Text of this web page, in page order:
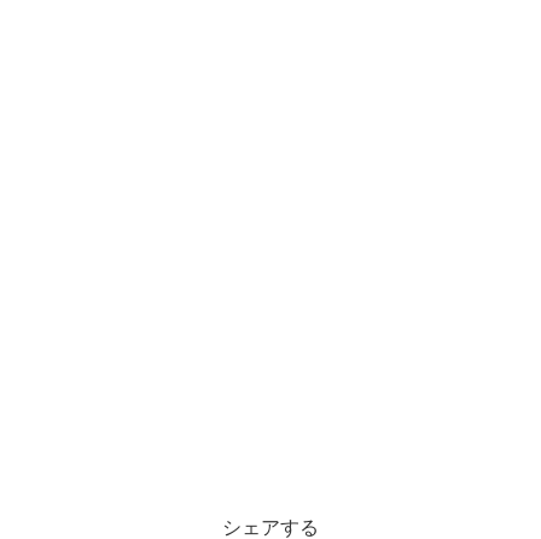
シェアする